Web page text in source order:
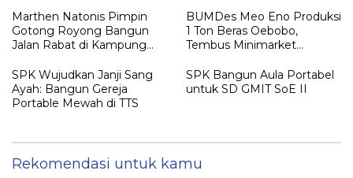
Marthen Natonis Pimpin
Gotong Royong Bangun
Jalan Rabat di Kampung
BUMDes Meo Eno Produksi
1 Ton Beras Oebobo,
Tembus Minimarket
SPK Wujudkan Janji Sang
Ayah: Bangun Gereja
Portable Mewah di TTS
SPK Bangun Aula Portabel
untuk SD GMIT SoE II
Rekomendasi untuk kamu